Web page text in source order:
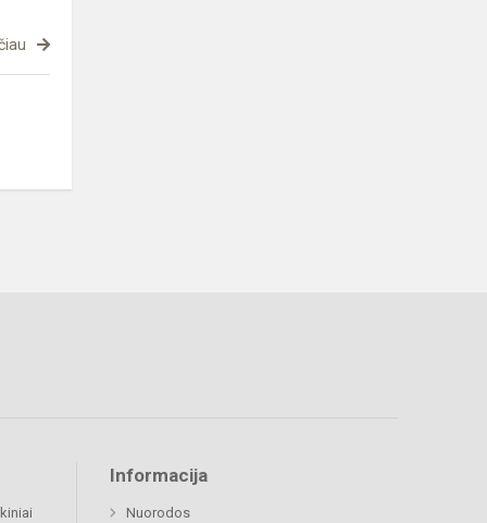
Informacija
Nuorodos